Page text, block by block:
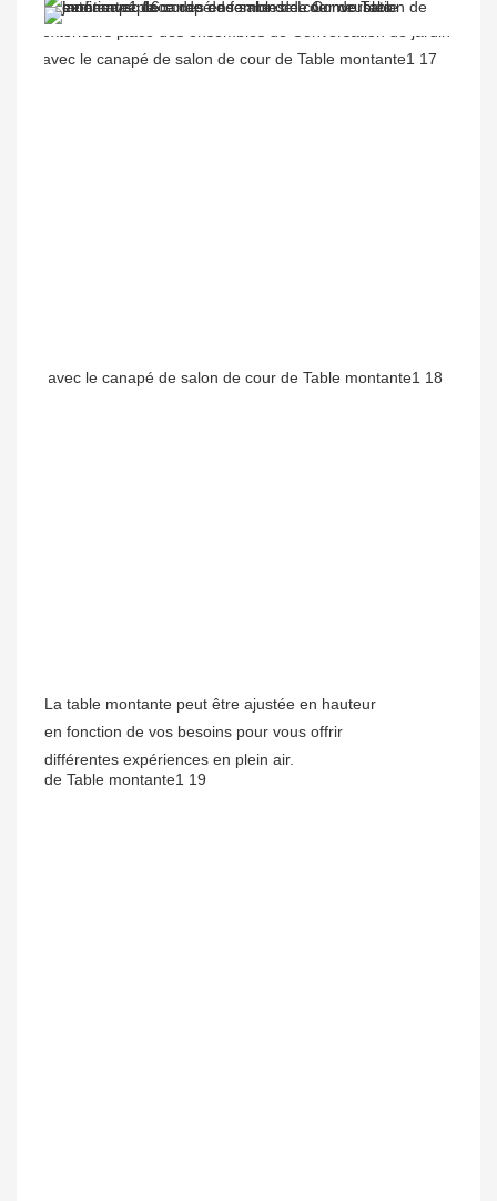
La table montante peut être ajustée en hauteur
en fonction de vos besoins pour vous offrir
différentes expériences en plein air.